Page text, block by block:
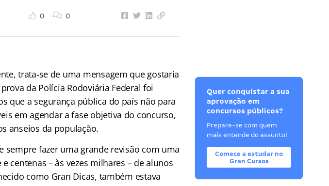
0 0
trata-se de uma mensagem que gostaria
da Polícia Rodoviária Federal foi
que a segurança pública do país não para
em agendar a fase objetiva do concurso,
anseios da população.
sempre fazer uma grande revisão com uma
centenas – às vezes milhares – de alunos
como Gran Dicas, também estava
Quer conquistar a sua
aprovação em
concursos públicos?
Prepare-se com quem
mais entende do assunto!
Comece a estudar no
Gran Cursos